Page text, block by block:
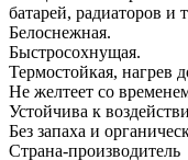
батарей, радиаторов и
Белоснежная.
Быстросохнущая.
Термостойкая, нагрев
Не желтеет со
Устойчива к
Без запаха и
Страна-производитель